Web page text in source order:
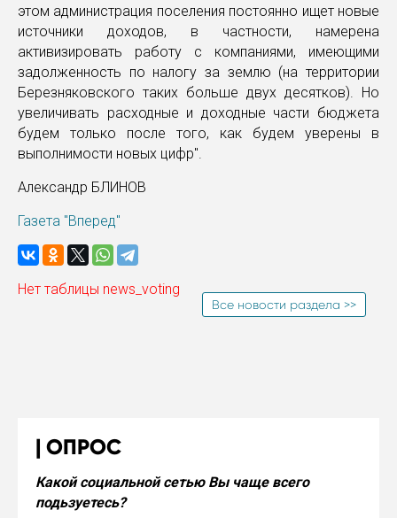
этом администрация поселения постоянно ищет новые
источники доходов, в частности, намерена
активизировать работу с компаниями, имеющими
задолженность по налогу за землю (на территории
Березняковского таких больше двух десятков). Но
увеличивать расходные и доходные части бюджета
будем только после того, как будем уверены в
выполнимости новых цифр".
Александр БЛИНОВ
Газета "Вперед"
Нет таблицы news_voting
Все новости раздела >>
ОПРОС
Какой социальной сетью Вы чаще всего
подьзуетесь?